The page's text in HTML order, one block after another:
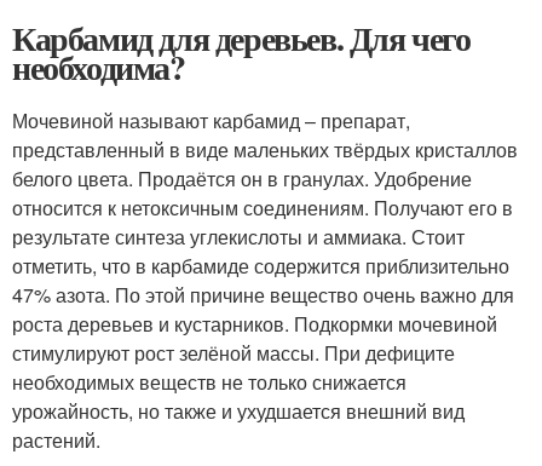
Карбамид для деревьев. Для чего
необходима?
Мочевиной называют карбамид – препарат,
представленный в виде маленьких твёрдых кристаллов
белого цвета. Продаётся он в гранулах. Удобрение
относится к нетоксичным соединениям. Получают его в
результате синтеза углекислоты и аммиака. Стоит
отметить, что в карбамиде содержится приблизительно
47% азота. По этой причине вещество очень важно для
роста деревьев и кустарников. Подкормки мочевиной
стимулируют рост зелёной массы. При дефиците
необходимых веществ не только снижается
урожайность, но также и ухудшается внешний вид
растений.